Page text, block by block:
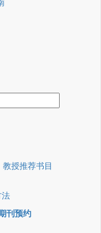
教授推荐书目
刊预约